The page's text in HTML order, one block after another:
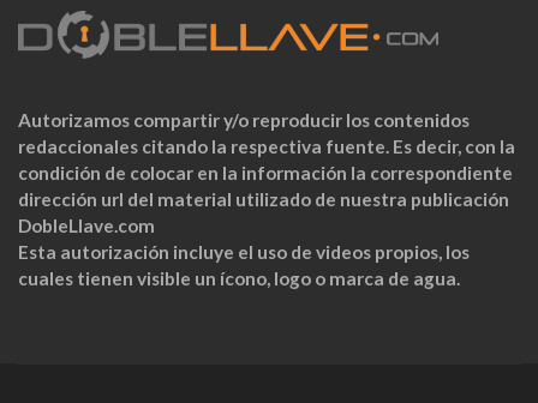
Autorizamos compartir y/o reproducir los contenidos
redaccionales citando la respectiva fuente. Es decir, con la
condición de colocar en la información la correspondiente
dirección url del material utilizado de nuestra publicación
DobleLlave.com
Esta autorización incluye el uso de videos propios, los
cuales tienen visible un ícono, logo o marca de agua.